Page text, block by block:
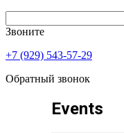
Звоните
+7 (929) 543-57-29
Обратный звонок
Events